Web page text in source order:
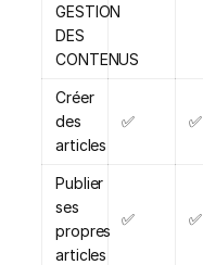
GESTION
DES
CONTENUS
Créer
des
articles
✅ ✅
Publier
ses
propres
articles
✅ ✅